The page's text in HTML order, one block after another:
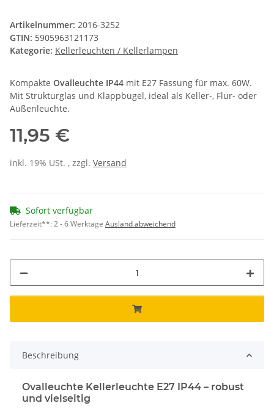
Artikelnummer: 2016-3252
GTIN: 5905963121173
Kategorie: Kellerleuchten / Kellerlampen
Kompakte Ovalleuchte IP44 mit E27 Fassung für max. 60W.
Mit Strukturglas und Klappbügel, ideal als Keller-, Flur- oder
Außenleuchte.
11,95 €
inkl. 19% USt. , zzgl. Versand
Sofort verfügbar
Lieferzeit**:2 - 6 Werktage Ausland abweichend
Beschreibung
Ovalleuchte Kellerleuchte E27 IP44 – robust
und vielseitig